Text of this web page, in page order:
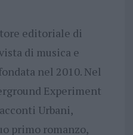
editoriale di
di musica e
nel 2010. Nel
Experiment
Urbani,
primo romanzo,